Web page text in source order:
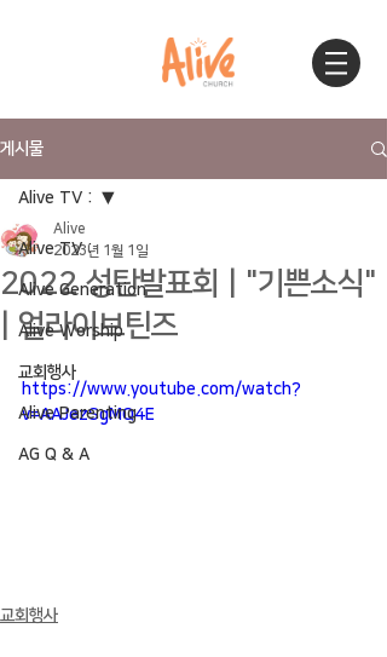
게시물
Alive TV :
Alive Generation
Alive Worship
교회행사
Alive Parenting
AG Q & A
Alive TV :
2022 성탄발표회 | "기쁜소식"
| 얼라이브틴즈
Alive
2023년 1월 1일
https://www.youtube.com/watch?
v=AAJezSgMQ4E
교회행사